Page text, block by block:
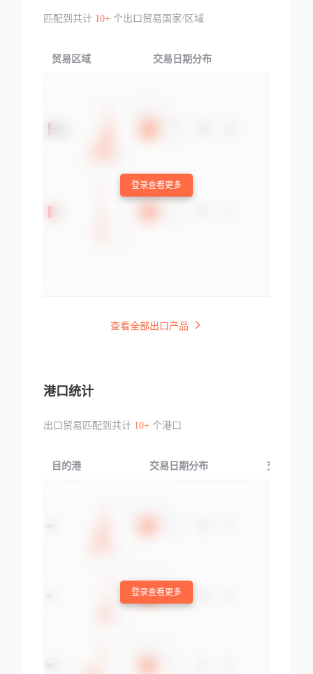
匹配到共计 10+个出口贸易国家/区域
贸易区域 交易日期分布
登录查看更多
查看全部出口产品
港口统计
出口贸易匹配到共计 10+个港口
目的港 交易日期分布 交易产品
登录查看更多